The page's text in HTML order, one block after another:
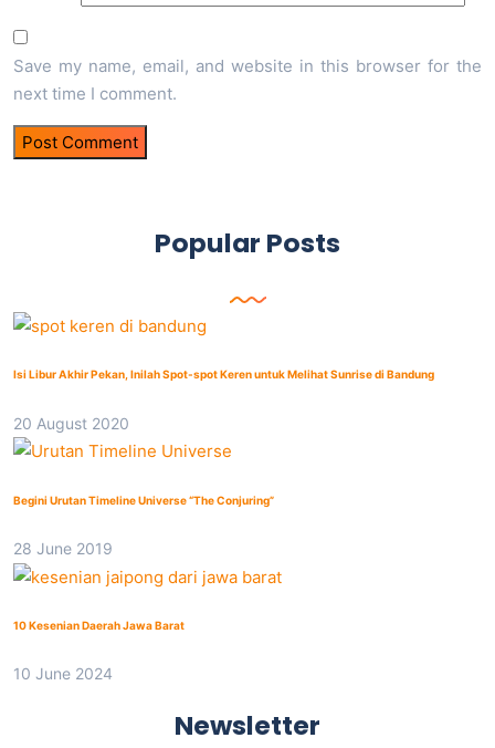
Save my name, email, and website in this browser for the
next time I comment.
Popular Posts
Isi Libur Akhir Pekan, Inilah Spot-spot Keren untuk Melihat Sunrise di Bandung
20 August 2020
Begini Urutan Timeline Universe “The Conjuring”
28 June 2019
10 Kesenian Daerah Jawa Barat
10 June 2024
Newsletter